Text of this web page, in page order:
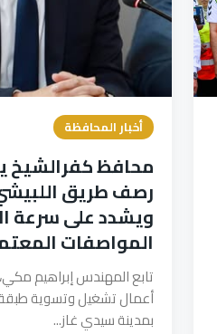
أخبار المحافظة
محافظ كفرالشيخ
رصف طريق
ويشدد على سرعة
المواصفات
تابع المهندس إبراهيم
أعمال تشغيل وتسوية
بمدينة سيدي غاز...